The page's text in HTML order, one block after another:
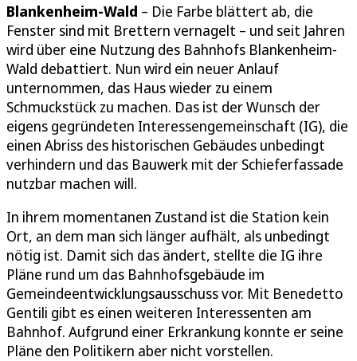
Blankenheim-Wald – Die Farbe blättert ab, die
Fenster sind mit Brettern vernagelt – und seit Jahren
wird über eine Nutzung des Bahnhofs Blankenheim-
Wald debattiert. Nun wird ein neuer Anlauf
unternommen, das Haus wieder zu einem
Schmuckstück zu machen. Das ist der Wunsch der
eigens gegründeten Interessengemeinschaft (IG), die
einen Abriss des historischen Gebäudes unbedingt
verhindern und das Bauwerk mit der Schieferfassade
nutzbar machen will.
In ihrem momentanen Zustand ist die Station kein
Ort, an dem man sich länger aufhält, als unbedingt
nötig ist. Damit sich das ändert, stellte die IG ihre
Pläne rund um das Bahnhofsgebäude im
Gemeindeentwicklungsausschuss vor. Mit Benedetto
Gentili gibt es einen weiteren Interessenten am
Bahnhof. Aufgrund einer Erkrankung konnte er seine
Pläne den Politikern aber nicht vorstellen.